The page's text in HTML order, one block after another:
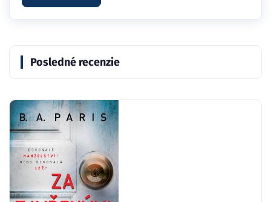
Posledné recenzie